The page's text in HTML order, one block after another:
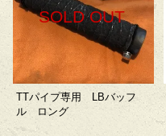
SOLD OUT
TTパイプ専用 LBバッフ
ル ロング